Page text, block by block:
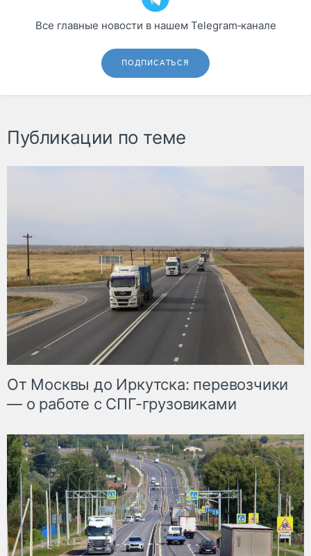
Все главные новости в нашем Telegram‑канале
ПОДПИСАТЬСЯ
Публикации по теме
От Москвы до Иркутска: перевозчики
— о работе с СПГ-грузовиками